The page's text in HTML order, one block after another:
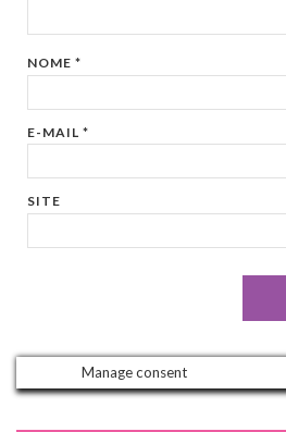
NOME*
E-MAIL*
SITE
Manage consent